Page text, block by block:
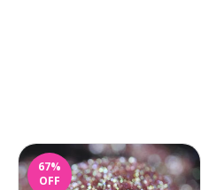
67%
OFF